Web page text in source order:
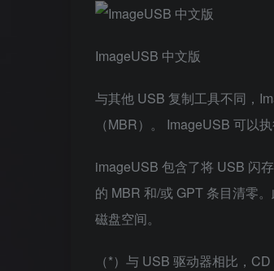
ImageUSB 中文版
与其他 USB 复制工具不同，
（MBR）。 ImageUSB 可以
imageUSB 包含了将 USB 闪
的 MBR 和/或 GPT 条目清零
磁盘空间。
（*）与 USB 驱动器相比，